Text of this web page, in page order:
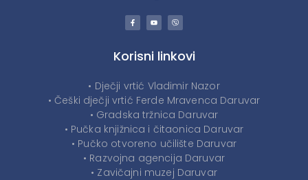
Korisni linkovi
• Dječji vrtić Vladimir Nazor
• Češki dječji vrtić Ferde Mravenca Daruvar
• Gradska tržnica Daruvar
• Pučka knjižnica i čitaonica Daruvar
• Pučko otvoreno učilište Daruvar
• Razvojna agencija Daruvar
• Zavičajni muzej Daruvar